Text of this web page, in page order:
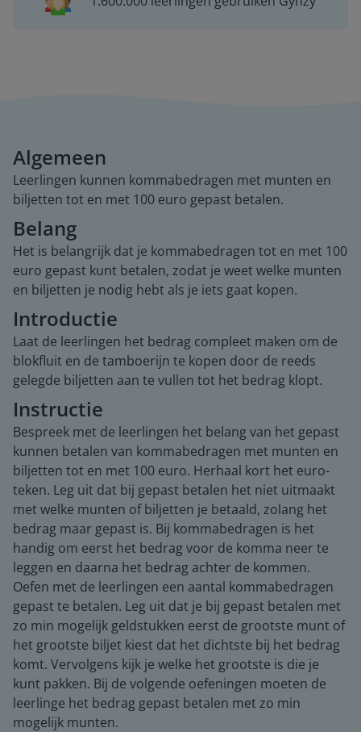
Algemeen
Leerlingen kunnen kommabedragen met munten en
biljetten tot en met 100 euro gepast betalen.
Belang
Het is belangrijk dat je kommabedragen tot en met 100
euro gepast kunt betalen, zodat je weet welke munten
en biljetten je nodig hebt als je iets gaat kopen.
Introductie
Laat de leerlingen het bedrag compleet maken om de
blokfluit en de tamboerijn te kopen door de reeds
gelegde biljetten aan te vullen tot het bedrag klopt.
Instructie
Bespreek met de leerlingen het belang van het gepast
kunnen betalen van kommabedragen met munten en
biljetten tot en met 100 euro. Herhaal kort het euro-
teken. Leg uit dat bij gepast betalen het niet uitmaakt
met welke munten of biljetten je betaald, zolang het
bedrag maar gepast is. Bij kommabedragen is het
handig om eerst het bedrag voor de komma neer te
leggen en daarna het bedrag achter de kommen.
Oefen met de leerlingen een aantal kommabedragen
gepast te betalen. Leg uit dat je bij gepast betalen met
zo min mogelijk geldstukken eerst de grootste munt of
het grootste biljet kiest dat het dichtste bij het bedrag
komt. Vervolgens kijk je welke het grootste is die je
kunt pakken. Bij de volgende oefeningen moeten de
leerlinge het bedrag gepast betalen met zo min
mogelijk munten.